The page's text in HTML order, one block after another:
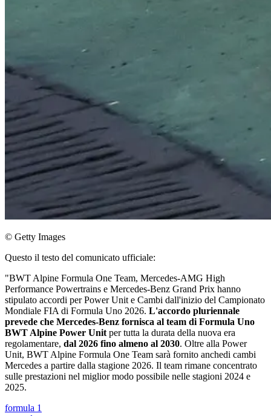
© Getty Images
Questo il testo del comunicato ufficiale:
"BWT Alpine Formula One Team, Mercedes-AMG High
Performance Powertrains e Mercedes-Benz Grand Prix hanno
stipulato accordi per Power Unit e Cambi dall'inizio del Campionato
Mondiale FIA di Formula Uno 2026. L'accordo pluriennale
prevede che Mercedes-Benz fornisca al team di Formula Uno
BWT Alpine Power Unit per tutta la durata della nuova era
regolamentare, dal 2026 fino almeno al 2030. Oltre alla Power
Unit, BWT Alpine Formula One Team sarà fornito anchedi cambi
Mercedes a partire dalla stagione 2026. Il team rimane concentrato
sulle prestazioni nel miglior modo possibile nelle stagioni 2024 e
2025.
formula 1